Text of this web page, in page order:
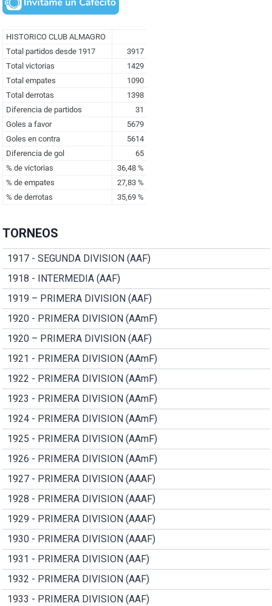
TORNEOS
1917 - SEGUNDA DIVISION (AAF)
1918 - INTERMEDIA (AAF)
1919 – PRIMERA DIVISION (AAF)
1920 - PRIMERA DIVISION (AAmF)
1920 – PRIMERA DIVISION (AAF)
1921 - PRIMERA DIVISION (AAmF)
1922 - PRIMERA DIVISION (AAmF)
1923 - PRIMERA DIVISION (AAmF)
1924 - PRIMERA DIVISION (AAmF)
1925 - PRIMERA DIVISION (AAmF)
1926 - PRIMERA DIVISION (AAmF)
1927 - PRIMERA DIVISION (AAAF)
1928 - PRIMERA DIVISION (AAAF)
1929 - PRIMERA DIVISION (AAAF)
1930 - PRIMERA DIVISION (AAAF)
1931 - PRIMERA DIVISION (AAF)
1932 - PRIMERA DIVISION (AAF)
1933 - PRIMERA DIVISION (AAF)